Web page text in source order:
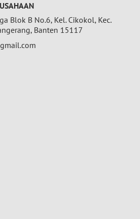
Blok B No.6, Kel. Cikokol, Kec.
Banten 15117